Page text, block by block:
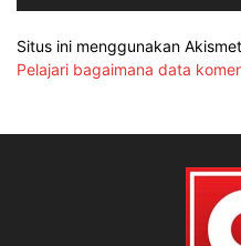
Situs ini menggunakan
Pelajari bagaimana data